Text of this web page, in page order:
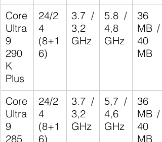
Core
Ultra
9
290
K
Plus
24/2
4
(8+1
6)
3.7 /
3,2
GHz
5.8 /
4,8
GHz
36
MB /
40
MB
Core
Ultra
9
285
24/2
4
(8+1
6)
3.7 /
3,2
GHz
5,7 /
4,6
GHz
36
MB /
40
MB